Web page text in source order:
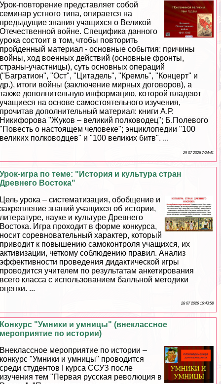
Урок-повторение представляет собой
семинар устного типа, опирается на
предыдущие знания учащихся о Великой
Отечественной войне. Специфика данного
урока состоит в том, чтобы повторить
пройденный материал - основные события: причины
войны, ход военных действий (основные фронты,
страны-участницы), суть основных операций
("Багратион", "Ост", "Цитадель", "Кремль", "Концерт" и
др.), итоги войны (заключение мирных договоров), а
также дополнительную информацию, которой владеют
учащиеся на основе самостоятельного изучения,
прочитав дополнительный материал: книги А.Р.
Никифорова "Жуков – великий полководец"; Б.Полевого
"Повесть о настоящем человеке"; энциклопедии "100
великих полководцев" и "100 великих битв". ...
29 07 2026 7:24:41
Урок-игра по теме: "История и культура стран
Древнего Востока"
Цель урока – систематизация, обобщение и
закрепление знаний учащихся об истории,
литературе, науке и культуре Древнего
Востока. Игра проходит в форме конкурса,
носит соревновательный хаpaктер, который
приводит к повышению самоконтроля учащихся, их
активизации, четкому соблюдению правил. Анализ
эффективности проведения дидактической игры
проводится учителем по результатам анкетирования
всего класса с использованием балльной методики
оценки. ...
28 07 2026 16:43:58
Конкурс "Умники и умницы" (внеклассное
мероприятие по истории)
Внеклассное мероприятие по истории –
конкурс "Умники и умницы" проводится
среди студентов I курса ССУЗ после
изучения тем "Первая русская революция в